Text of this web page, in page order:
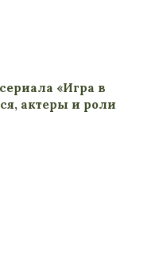
«Игра в
актеры и роли